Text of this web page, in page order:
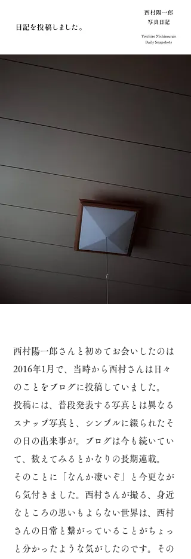
西村陽一郎さんと初めてお会いしたのは
2016年1月で、当時から西村さんは日々
のことをブログに投稿していました。
投稿には、普段発表する写真とは異なる
スナップ写真と、シンプルに綴られたそ
の日の出来事が。
ブログは今も続いてい
て、数えてみるとかなりの長期連載。
そのことに「なんか凄いぞ」と今更なが
ら気付きました。 西村さんが撮る、身近
なところの思いもよらない世界は、西村
さんの日常と繋がっていることがちょっ
と分かったような気がしたのです。
その